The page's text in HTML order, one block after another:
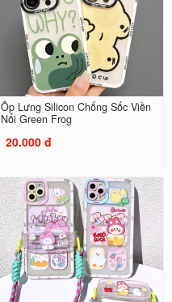
Ốp Lưng Silicon Chống Sốc Viền
Nổi Green Frog
20.000 đ